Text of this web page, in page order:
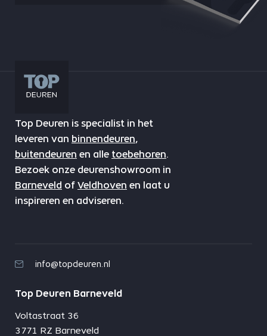
Top Deuren is specialist in het
leveren van binnendeuren,
buitendeuren en alle toebehoren.
Bezoek onze deurenshowroom in
Barneveld of Veldhoven en laat u
inspireren en adviseren.
info@topdeuren.nl
Top Deuren Barneveld
Voltastraat 36
3771 RZ Barneveld